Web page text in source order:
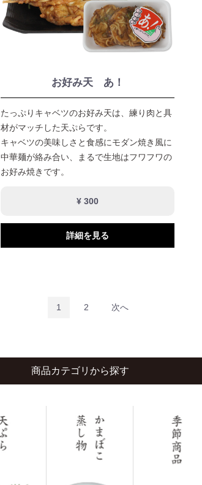
お好み天 あ！
たっぷりキャベツのお好み天は、練り肉と具
材がマッチした天ぷらです。
キャベツの美味しさと食感にモダン焼き風に
中華麺が絡み合い、まるで生地はフワフワの
お好み焼きです。
¥ 300
詳細を見る
1 2 次へ
商品カテゴリから探す